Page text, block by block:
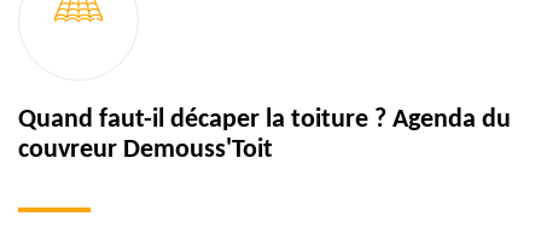
Quand faut-il décaper la toiture ? Agenda du
couvreur Demouss'Toit